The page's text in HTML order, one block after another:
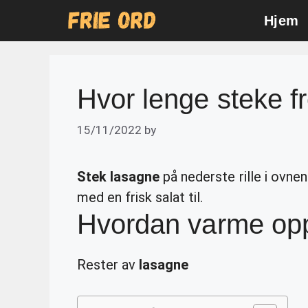
Hjem
Hvor lenge steke
15/11/2022 by
Stek lasagne på nederste rille i
med en frisk salat til.
Hvordan varme
Rester av lasagne